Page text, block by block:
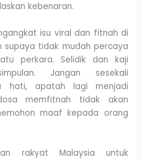
kebenaran.
isu viral dan fitnah di
supaya tidak mudah percaya
perkara. Selidik dan kaji
Jangan sesekali
hati, apatah lagi menjadi
memfitnah tidak akan
maaf kepada orang
rakyat Malaysia untuk